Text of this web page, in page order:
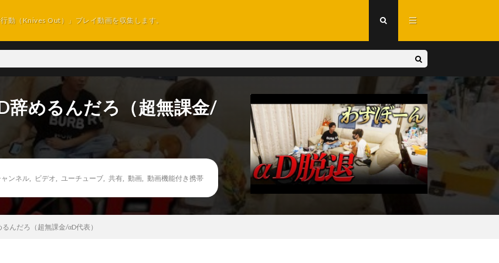
動（Knives Out）」プレイ動画を収集します。
辞めるんだろ（超無課金/
ャンネル ビデオ ユーチューブ 共有 動画
動画機能付き携帯
んだろ（超無課金/αD代表）